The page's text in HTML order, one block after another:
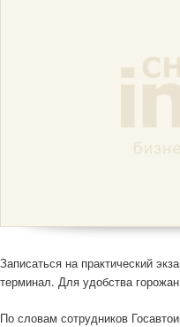
Записаться на практический
терминал. Для удобства
По словам сотрудников